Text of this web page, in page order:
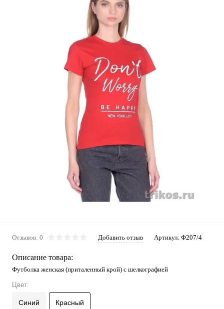
Отзывов: 0 Добавить отзыв Артикул: Ф207/4
Описание товара:
Футболка женская (приталенный крой) с шелкографией
Цвет:
Синий Красный